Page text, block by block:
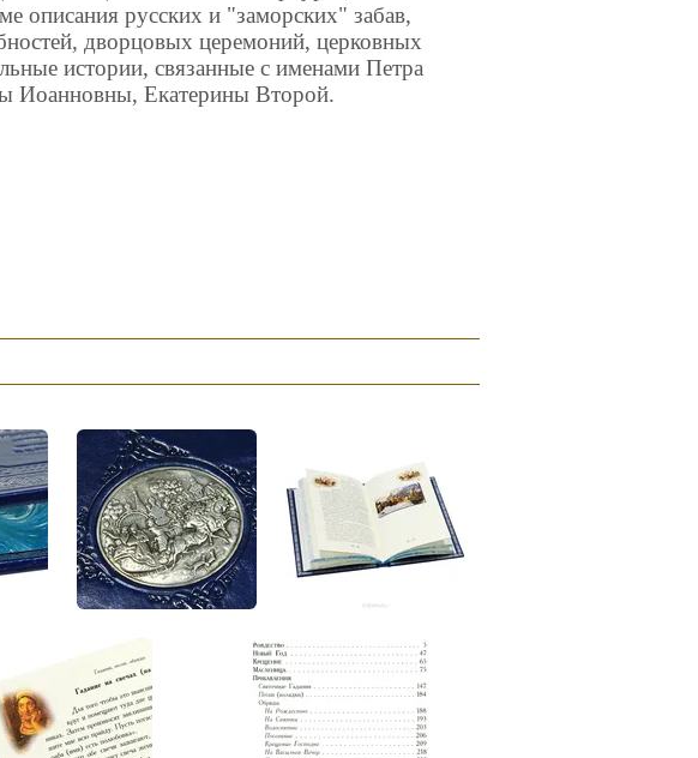
описания русских и "заморских" забав,
дворцовых церемоний, церковных
истории, связанные с именами Петра
Иоанновны, Екатерины Второй.